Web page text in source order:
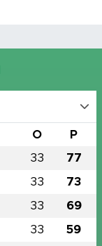
O P
33 77
33 73
33 69
33 59